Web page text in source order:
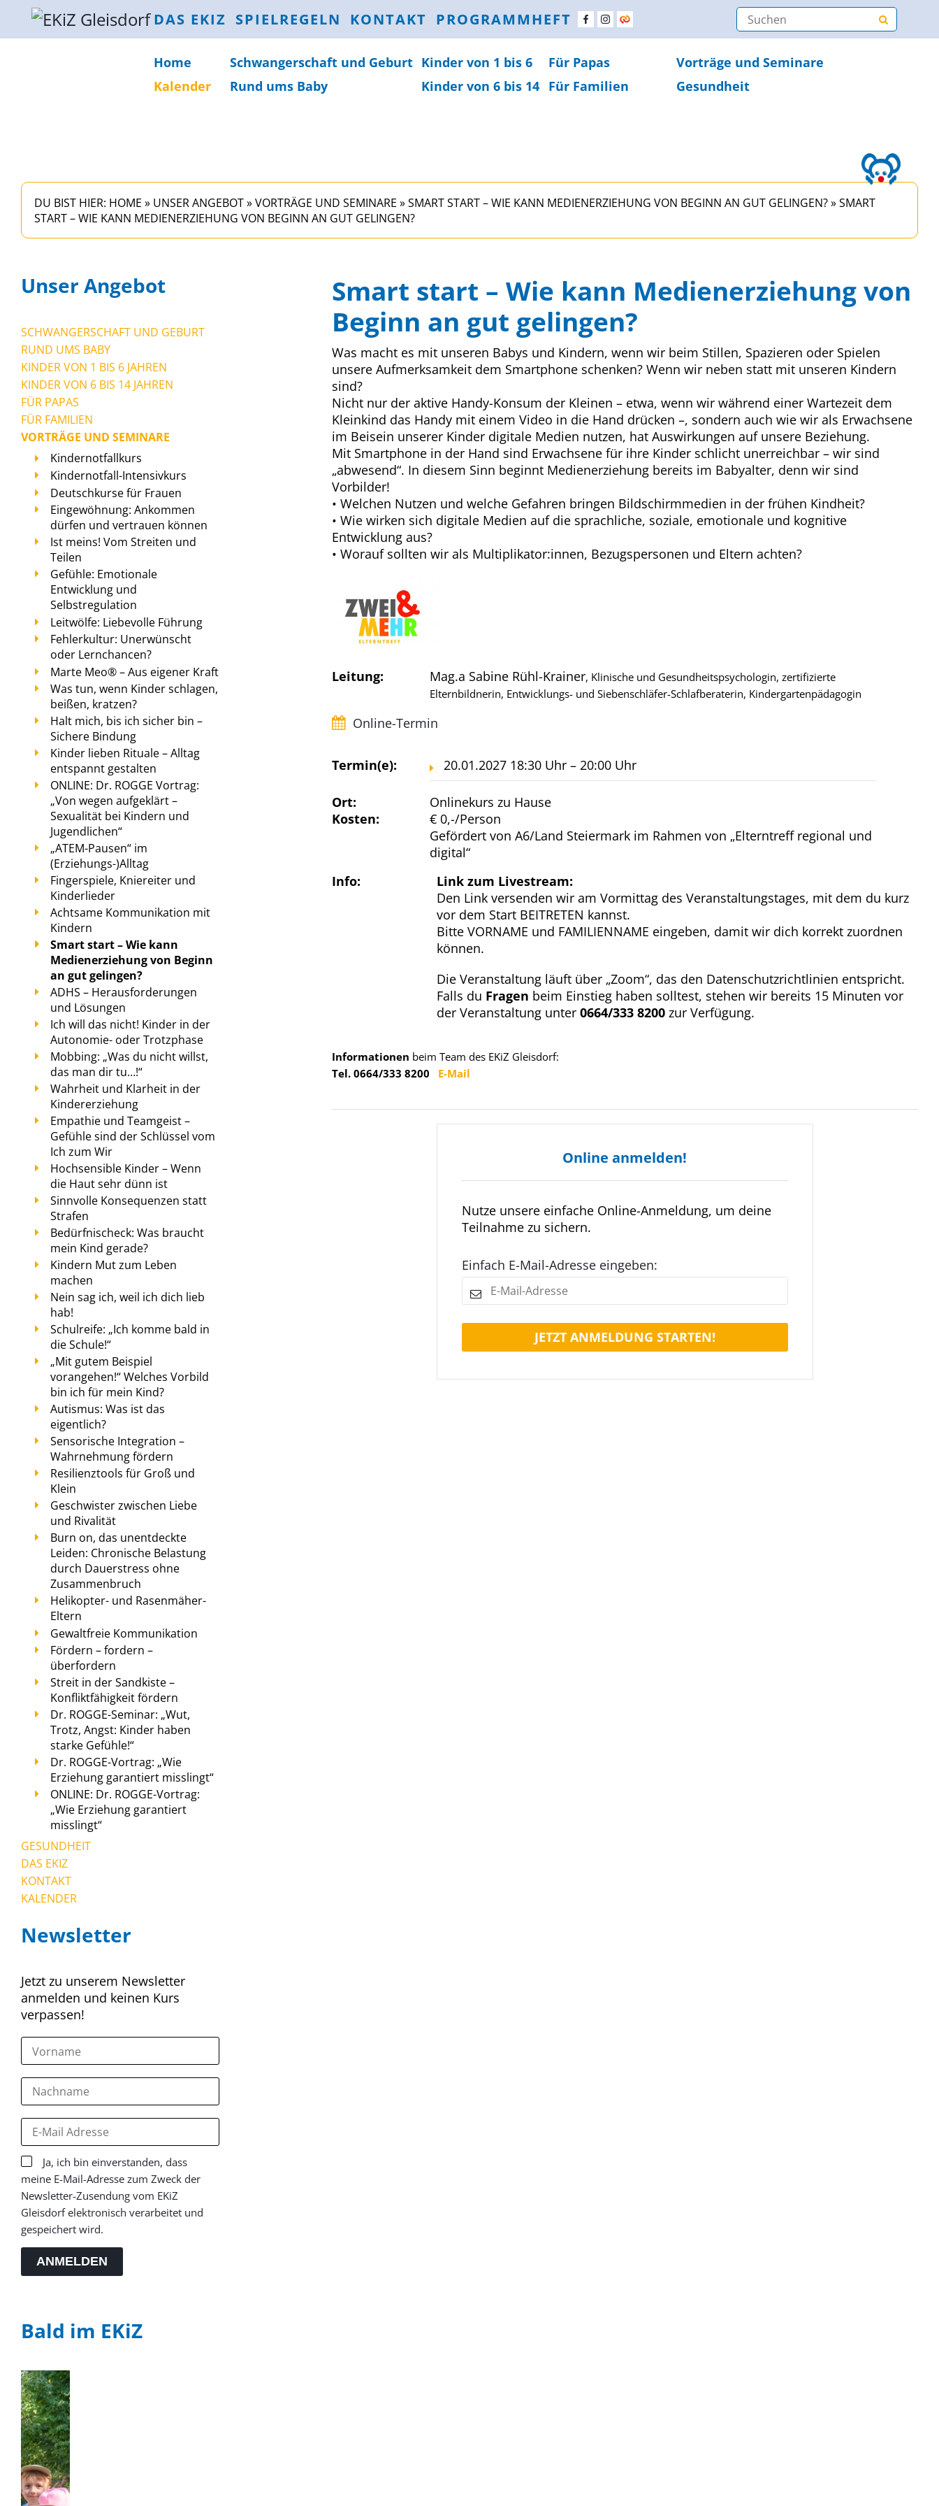
DAS EKIZ SPIELREGELN KONTAKT PROGRAMMHEFT
Home Schwanger­schaft und Geburt Kinder von 1 bis 6 Für Papas
Vorträge und Seminare
Kalender
Rund ums Baby Kinder von 6 bis 14 Für Familien Gesundheit
DU BIST HIER: HOME » UNSER ANGEBOT»VORTRÄGE UND SEMINARE »SMART START – WIE KANN MEDIENERZIEHUNG VON BEGINN AN GUT GELINGEN?»SMART
START – WIE KANN MEDIENERZIEHUNG VON BEGINN AN GUT GELINGEN?
Unser Angebot
SCHWANGERSCHAFT UND GEBURT
RUND UMS BABY
KINDER VON 1 BIS 6 JAHREN
KINDER VON 6 BIS 14 JAHREN
FÜR PAPAS
FÜR FAMILIEN
VORTRÄGE UND SEMINARE
Kindernotfallkurs
Kindernotfall-Intensivkurs
Deutschkurse für Frauen
Eingewöhnung: Ankommen
dürfen und vertrauen können
Ist meins! Vom Streiten und
Teilen
Gefühle: Emotionale
Entwicklung und
Selbstregulation
Leitwölfe: Liebevolle Führung
Fehlerkultur: Unerwünscht
oder Lernchancen?
Marte Meo® – Aus eigener Kraft
Was tun, wenn Kinder schlagen,
beißen, kratzen?
Halt mich, bis ich sicher bin –
Sichere Bindung
Kinder lieben Rituale – Alltag
entspannt gestalten
ONLINE: Dr. ROGGE Vortrag:
„Von wegen aufgeklärt –
Sexualität bei Kindern und
Jugendlichen“
„ATEM-Pausen“ im
(Erziehungs-)Alltag
Fingerspiele, Kniereiter und
Kinderlieder
Achtsame Kommunikation mit
Kindern
Smart start – Wie kann
Medienerziehung von Beginn
an gut gelingen?
ADHS – Herausforderungen
und Lösungen
Ich will das nicht! Kinder in der
Autonomie- oder Trotzphase
Mobbing: „Was du nicht willst,
das man dir tu…!“
Wahrheit und Klarheit in der
Kindererziehung
Empathie und Teamgeist –
Gefühle sind der Schlüssel vom
Ich zum Wir
Hochsensible Kinder – Wenn
die Haut sehr dünn ist
Sinnvolle Konsequenzen statt
Strafen
Bedürfnischeck: Was braucht
mein Kind gerade?
Kindern Mut zum Leben
machen
Nein sag ich, weil ich dich lieb
hab!
Schulreife: „Ich komme bald in
die Schule!“
„Mit gutem Beispiel
vorangehen!“ Welches Vorbild
bin ich für mein Kind?
Autismus: Was ist das
eigentlich?
Sensorische Integration –
Wahrnehmung fördern
Resilienztools für Groß und
Klein
Geschwister zwischen Liebe
und Rivalität
Burn on, das unentdeckte
Leiden: Chronische Belastung
durch Dauerstress ohne
Zusammenbruch
Helikopter- und Rasenmäher-
Eltern
Gewaltfreie Kommunikation
Fördern – fordern –
überfordern
Streit in der Sandkiste –
Konfliktfähigkeit fördern
Dr. ROGGE-Seminar: „Wut,
Trotz, Angst: Kinder haben
starke Gefühle!“
Dr. ROGGE-Vortrag: „Wie
Erziehung garantiert misslingt“
ONLINE: Dr. ROGGE-Vortrag:
„Wie Erziehung garantiert
misslingt“
GESUNDHEIT
DAS EKIZ
KONTAKT
KALENDER
Newsletter
Jetzt zu unserem Newsletter
anmelden und keinen Kurs
verpassen!
Ja, ich bin einverstanden, dass
meine E-Mail-Adresse zum Zweck der
Newsletter-Zusendung vom EKiZ
Gleisdorf elektronisch verarbeitet und
gespeichert wird.
ANMELDEN
Bald im EKiZ
Smart start – Wie kann Medienerziehung von
Beginn an gut gelingen?
Was macht es mit unseren Babys und Kindern, wenn wir beim Stillen, Spazieren oder Spielen
unsere Aufmerksamkeit dem Smartphone schenken? Wenn wir neben statt mit unseren Kindern
sind?
Nicht nur der aktive Handy-Konsum der Kleinen – etwa, wenn wir während einer Wartezeit dem
Kleinkind das Handy mit einem Video in die Hand drücken –, sondern auch wie wir als Erwachsene
im Beisein unserer Kinder digitale Medien nutzen, hat Auswirkungen auf unsere Beziehung.
Mit Smartphone in der Hand sind Erwachsene für ihre Kinder schlicht unerreichbar – wir sind
„abwesend“. In diesem Sinn beginnt Medienerziehung bereits im Babyalter, denn wir sind
Vorbilder!
• Welchen Nutzen und welche Gefahren bringen Bildschirmmedien in der frühen Kindheit?
• Wie wirken sich digitale Medien auf die sprachliche, soziale, emotionale und kognitive
Entwicklung aus?
• Worauf sollten wir als Multiplikator:innen, Bezugspersonen und Eltern achten?
Leitung: Mag.a Sabine Rühl-Krainer, Klinische und Gesundheitspsychologin, zertifizierte
Elternbildnerin, Entwicklungs- und Siebenschläfer-Schlafberaterin, Kindergartenpädagogin
Online-Termin
Termin(e): 20.01.2027 18:30 Uhr – 20:00 Uhr
Ort:
Onlinekurs zu Hause
Kosten:
€ 0,-/Person
Gefördert von A6/Land Steiermark im Rahmen von „Elterntreff regional und
digital“
Info:
Link zum Livestream:
Den Link versenden wir am Vormittag des Veranstaltungstages, mit dem du kurz
vor dem Start BEITRETEN kannst.
Bitte VORNAME und FAMILIENNAME eingeben, damit wir dich korrekt zuordnen
können.
Die Veranstaltung läuft über „Zoom“, das den Datenschutzrichtlinien entspricht.
Falls du Fragen beim Einstieg haben solltest, stehen wir bereits 15 Minuten vor
der Veranstaltung unter 0664/333 8200zur Verfügung.
Informationen beim Team des EKiZ Gleisdorf:
Tel. 0664/333 8200 E-Mail
Online anmelden!
Nutze unsere einfache Online-Anmeldung, um deine
Teilnahme zu sichern.
Einfach E-Mail-Adresse eingeben:
JETZT ANMELDUNG STARTEN!